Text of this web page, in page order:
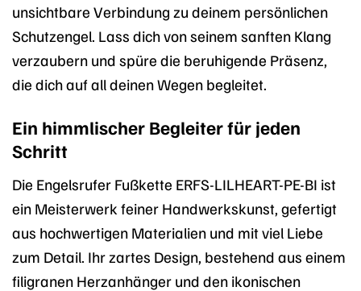
unsichtbare Verbindung zu deinem persönlichen
Schutzengel. Lass dich von seinem sanften Klang
verzaubern und spüre die beruhigende Präsenz,
die dich auf all deinen Wegen begleitet.
Ein himmlischer Begleiter für jeden
Schritt
Die Engelsrufer Fußkette ERFS-LILHEART-PE-BI ist
ein Meisterwerk feiner Handwerkskunst, gefertigt
aus hochwertigen Materialien und mit viel Liebe
zum Detail. Ihr zartes Design, bestehend aus einem
filigranen Herzanhänger und den ikonischen